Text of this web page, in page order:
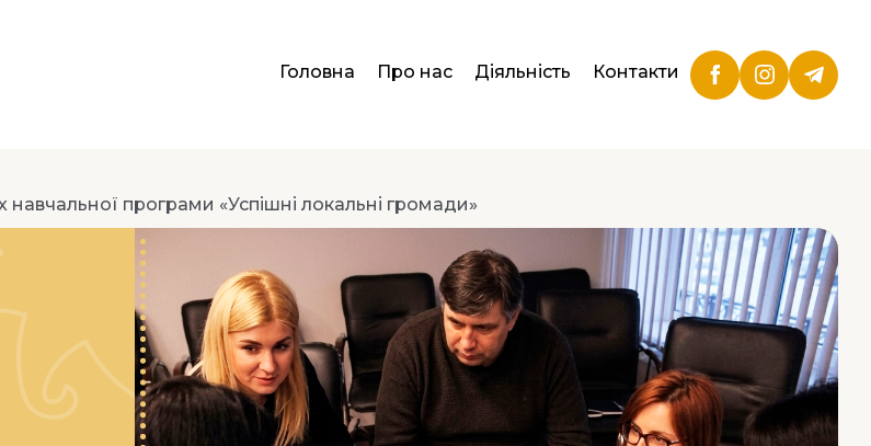
Головна Про нас Діяльність Контакти
навчальної програми «Успішні локальні громади»